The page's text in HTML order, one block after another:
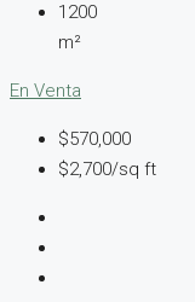
1200
m²
En Venta
$570,000
$2,700/sq ft